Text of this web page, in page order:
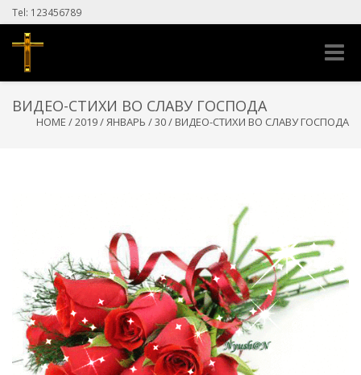
Tel: 123456789
Toggle
ВИДЕО-СТИХИ ВО СЛАВУ ГОСПОДА
HOME /2019/ЯНВАРЬ /30/ ВИДЕО-СТИХИ ВО СЛАВУ ГОСПОДА